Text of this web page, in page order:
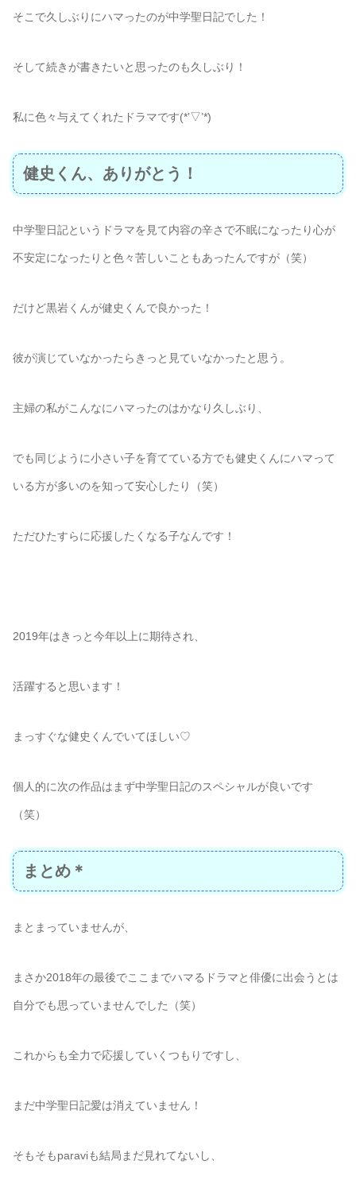
そこで久しぶりにハマったのが中学聖日記でした！
そして続きが書きたいと思ったのも久しぶり！
私に色々与えてくれたドラマです(*’▽’*)
健史くん、ありがとう！
中学聖日記というドラマを見て内容の辛さで不眠になったり心が
不安定になったりと色々苦しいこともあったんですが（笑）
だけど黒岩くんが健史くんで良かった！
彼が演じていなかったらきっと見ていなかったと思う。
主婦の私がこんなにハマったのはかなり久しぶり、
でも同じように小さい子を育てている方でも健史くんにハマって
いる方が多いのを知って安心したり（笑）
ただひたすらに応援したくなる子なんです！
2019年はきっと今年以上に期待され、
活躍すると思います！
まっすぐな健史くんでいてほしい♡
個人的に次の作品はまず中学聖日記のスペシャルが良いです
（笑）
まとめ＊
まとまっていませんが、
まさか2018年の最後でここまでハマるドラマと俳優に出会うとは
自分でも思っていませんでした（笑）
これからも全力で応援していくつもりですし、
まだ中学聖日記愛は消えていません！
そもそもparaviも結局まだ見れてないし、